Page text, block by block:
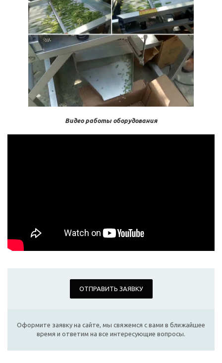
Видео работы оборудования
ОТПРАВИТЬ ЗАЯВКУ
Оформите заявку на сайте, мы свяжемся с вами в ближайшее
время и ответим на все интересующие вопросы.